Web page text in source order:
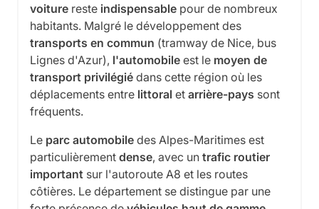
voiture reste indispensable pour de nombreux
habitants. Malgré le développement des
transports en commun (tramway de Nice, bus
Lignes d'Azur), l'automobile est le moyen de
transport privilégié dans cette région où les
déplacements entre littoral et arrière-pays sont
fréquents.
Le parc automobile des Alpes-Maritimes est
particulièrement dense, avec un trafic routier
important sur l'autoroute A8 et les routes
côtières. Le département se distingue par une